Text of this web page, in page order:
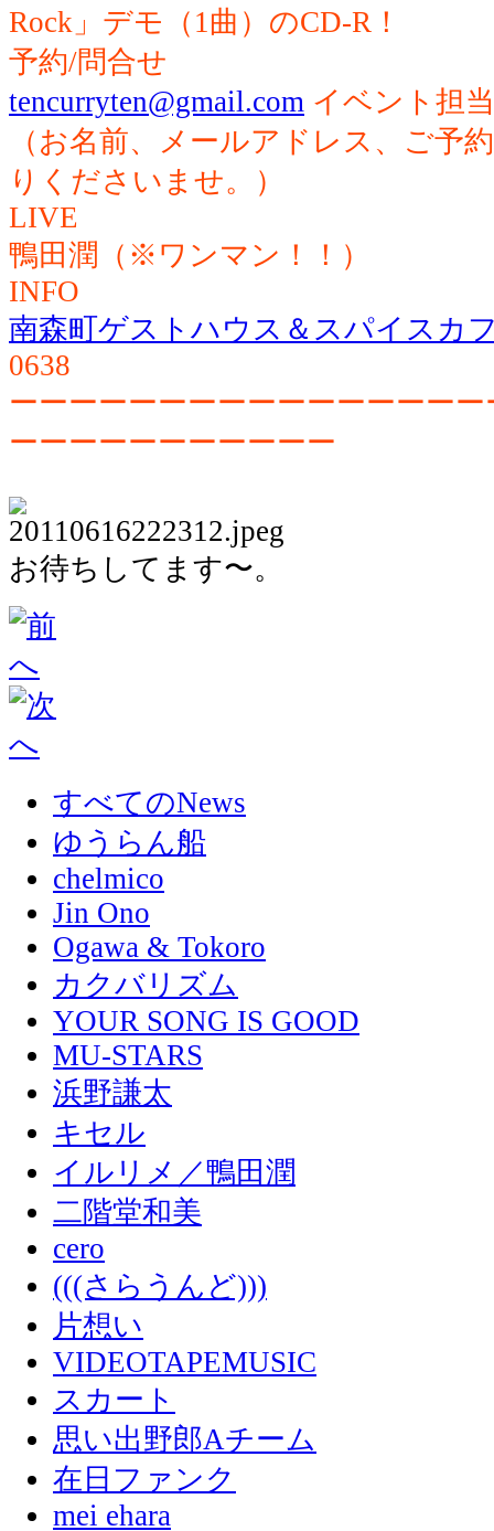
Rock」デモ（1曲）のCD-R！
予約/問合せ
tencurryten@gmail.com イベント担
（お名前、メールアドレス、ご予
りくださいませ。）
LIVE
鴨田潤（※ワンマン！！）
INFO
南森町ゲストハウス＆スパイスカ
0638
ーーーーーーーーーーーーーーー
ーーーーーーーーーーー
お待ちしてます〜。
すべてのNews
ゆうらん船
chelmico
Jin Ono
Ogawa & Tokoro
カクバリズム
YOUR SONG IS GOOD
MU-STARS
浜野謙太
キセル
イルリメ／鴨田潤
二階堂和美
cero
(((さらうんど)))
片想い
VIDEOTAPEMUSIC
スカート
思い出野郎Aチーム
在日ファンク
mei ehara